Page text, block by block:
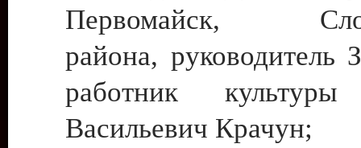
Первомайск,
района, руководитель
работник культуры
Васильевич Крачун;